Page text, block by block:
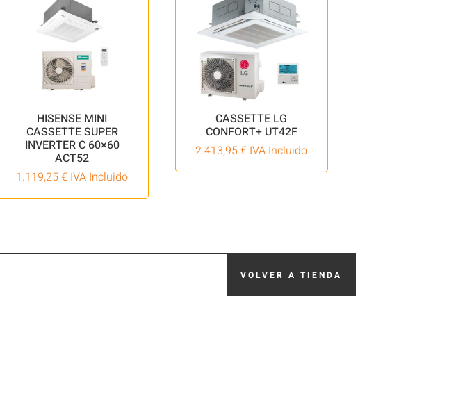
HISENSE MINI
CASSETTE SUPER
INVERTER C 60×60
ACT52
1.119,25€ IVA Incluido
CASSETTE LG
CONFORT+ UT42F
2.413,95€ IVA Incluido
VOLVER A TIENDA